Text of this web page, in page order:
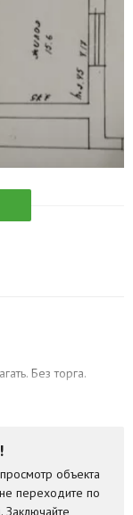
Без торга.
объекта
переходите по